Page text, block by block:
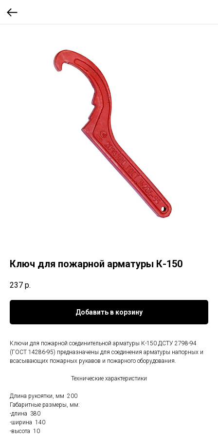
Ключ для пожарной арматуры К-150
237 р.
Добавить в корзину
Ключи для пожарной соединительной арматуры К-150 ДСТУ 2798-94
(ГОСТ 14286-95) предназначены для соединения арматуры напорных и
всасывающих пожарных рукавов и пожарного оборудования.
Технические характеристики
Длина рукоятки, мм 200
Габаритные размеры, мм:
-длина 380
-ширина 140
-высота 10